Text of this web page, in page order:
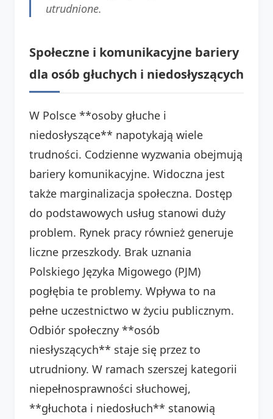
utrudnione.
Społeczne i komunikacyjne bariery
dla osób głuchych i niedosłyszących
W Polsce **osoby głuche i
niedosłyszące** napotykają wiele
trudności. Codzienne wyzwania obejmują
bariery komunikacyjne. Widoczna jest
także marginalizacja społeczna. Dostęp
do podstawowych usług stanowi duży
problem. Rynek pracy również generuje
liczne przeszkody. Brak uznania
Polskiego Języka Migowego (PJM)
pogłębia te problemy. Wpływa to na
pełne uczestnictwo w życiu publicznym.
Odbiór społeczny **osób
niesłyszących** staje się przez to
utrudniony. W ramach szerszej kategorii
niepełnosprawności słuchowej,
**głuchota i niedosłuch** stanowią